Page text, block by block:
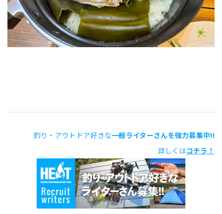
釣り・アウトドア好きな一般ライターさんを強力募集中!!
詳しくはコチラ！